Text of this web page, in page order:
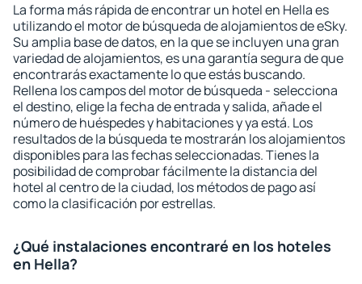
La forma más rápida de encontrar un hotel en Hella es
utilizando el motor de búsqueda de alojamientos de eSky.
Su amplia base de datos, en la que se incluyen una gran
variedad de alojamientos, es una garantía segura de que
encontrarás exactamente lo que estás buscando.
Rellena los campos del motor de búsqueda - selecciona
el destino, elige la fecha de entrada y salida, añade el
número de huéspedes y habitaciones y ya está. Los
resultados de la búsqueda te mostrarán los alojamientos
disponibles para las fechas seleccionadas. Tienes la
posibilidad de comprobar fácilmente la distancia del
hotel al centro de la ciudad, los métodos de pago así
como la clasificación por estrellas.
¿Qué instalaciones encontraré en los hoteles
en Hella?